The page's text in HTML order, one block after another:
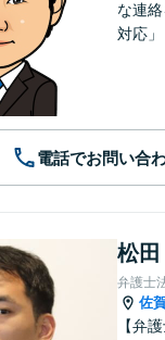
な連
対応」
電話でお問い合
松
弁護士
佐
【弁